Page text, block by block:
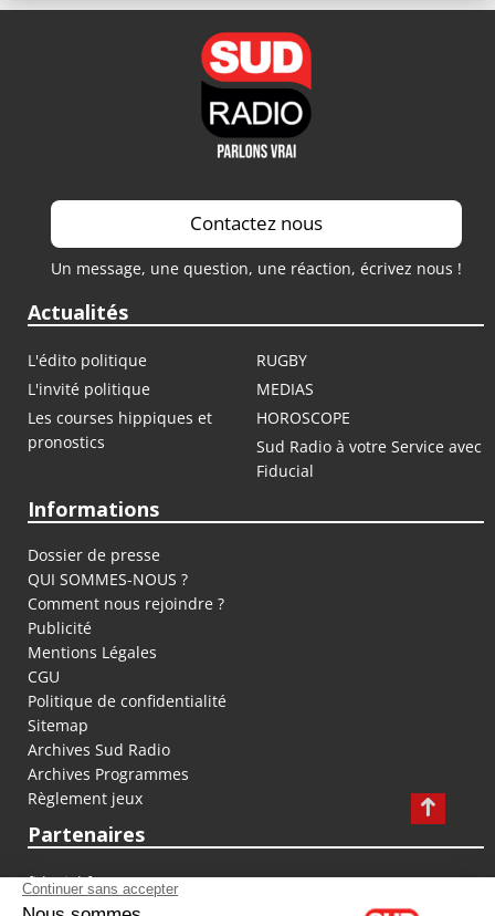
Contactez nous
Un message, une question, une réaction, écrivez nous !
Actualités
L'édito politique
RUGBY
L'invité politique
MEDIAS
Les courses hippiques et
pronostics
HOROSCOPE
Sud Radio à votre Service avec
Fiducial
Informations
Dossier de presse
QUI SOMMES-NOUS ?
Comment nous rejoindre ?
Publicité
Mentions Légales
CGU
Politique de confidentialité
Sitemap
Archives Sud Radio
Archives Programmes
Règlement jeux
Partenaires
fiducial.fr
lyoncapitale.fr